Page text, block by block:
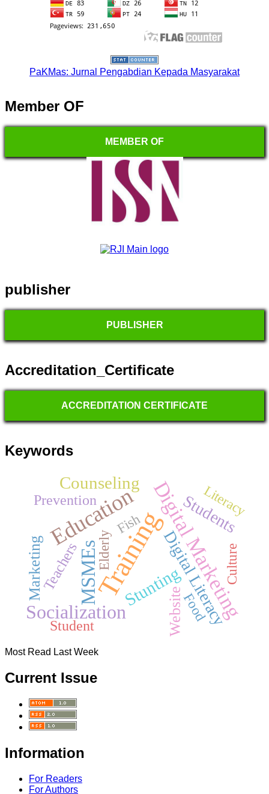
PaKMas: Jurnal Pengabdian Kepada Masyarakat
Member OF
MEMBER OF
publisher
PUBLISHER
Accreditation_Certificate
ACCREDITATION CERTIFICATE
Keywords
Training
EducationDigital Marketing
MSMEs
Socialization
Stunting
Counseling
Students
Digital Literacy
Marketing
Website
Teachers
Prevention
Student
Literacy
Elderly
Fish
Culture
Food
Most Read Last Week
Current Issue
Information
For Readers
For Authors